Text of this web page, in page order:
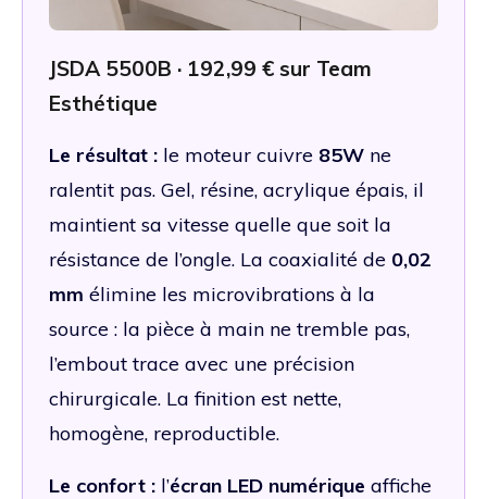
JSDA 5500B · 192,99 € sur Team
Esthétique
Le résultat : le moteur cuivre 85W ne
ralentit pas. Gel, résine, acrylique épais, il
maintient sa vitesse quelle que soit la
résistance de l’ongle. La coaxialité de 0,02
mm élimine les microvibrations à la
source : la pièce à main ne tremble pas,
l’embout trace avec une précision
chirurgicale. La finition est nette,
homogène, reproductible.
Le confort : l’écran LED numérique affiche